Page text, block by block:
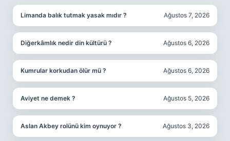
Limanda balık tutmak yasak mıdır ? Ağustos 7, 2026
Diğerkâmlık nedir din kültürü ? Ağustos 6, 2026
Kumrular korkudan ölür mü ? Ağustos 6, 2026
Aviyet ne demek ? Ağustos 5, 2026
Aslan Akbey rolünü kim oynuyor ? Ağustos 3, 2026